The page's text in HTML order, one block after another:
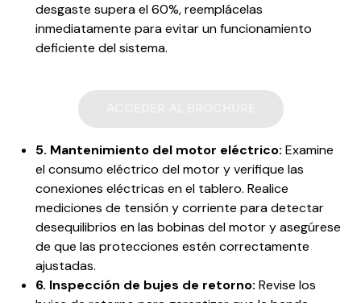
desgaste supera el 60%, reemplácelas
inmediatamente para evitar un funcionamiento
deficiente del sistema.
5. Mantenimiento del motor eléctrico: Examine
el consumo eléctrico del motor y verifique las
conexiones eléctricas en el tablero. Realice
mediciones de tensión y corriente para detectar
desequilibrios en las bobinas del motor y asegúrese
de que las protecciones estén correctamente
ajustadas.
6. Inspección de bujes de retorno: Revise los